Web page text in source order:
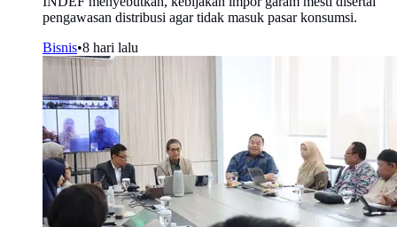
pengawasan distribusi agar tidak masuk pasar konsumsi.
Bisnis•8 hari lalu